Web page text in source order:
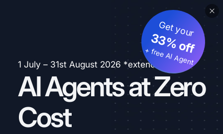
1 July – 31st August 2026 *extended
AI Agents at Zero
Cost
Get your
33% off
+ free AI Agent